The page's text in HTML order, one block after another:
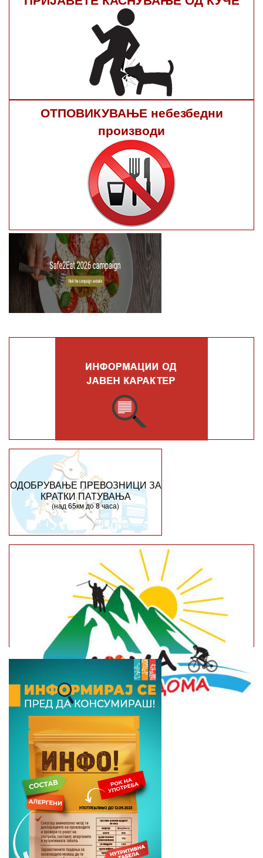
ОТПОВИКУВАЊЕ небезбедни
производи
ОДОБРУВАЊЕ ПРЕВОЗНИЦИ ЗА
КРАТКИ ПАТУВАЊА
(над 65км до 8 часа)